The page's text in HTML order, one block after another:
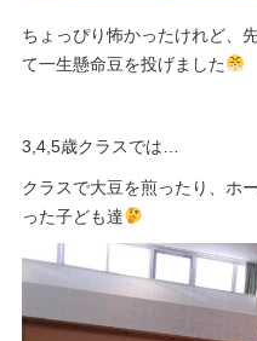
ちょっぴり怖かったけれど、
て一生懸命豆を投げました
3,4,5歳クラスでは…
クラスで大豆を煎ったり、ホ
った子ども達